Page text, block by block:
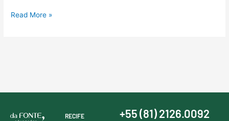
Read More »
RECIFE
+55 (81) 2126.0092